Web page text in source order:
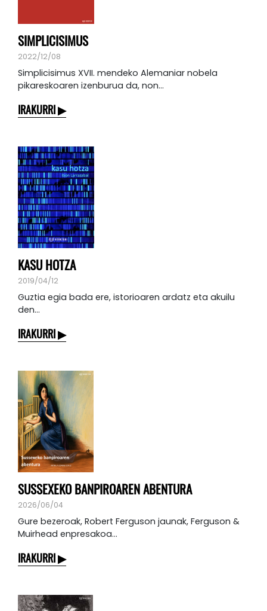
SIMPLICISIMUS
2022/12/08
Simplicisimus XVII. mendeko Alemaniar nobela
pikareskoaren izenburua da, non...
IRAKURRI
KASU HOTZA
2019/04/12
Guztia egia bada ere, istorioaren ardatz eta akuilu
den...
IRAKURRI
SUSSEXEKO BANPIROAREN ABENTURA
2026/06/04
Gure bezeroak, Robert Ferguson jaunak, Ferguson &
Muirhead enpresakoa...
IRAKURRI